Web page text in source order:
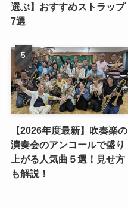
選ぶ】おすすめストラップ
7選
【2026年度最新】吹奏楽の
演奏会のアンコールで盛り
上がる人気曲５選！見せ方
も解説！